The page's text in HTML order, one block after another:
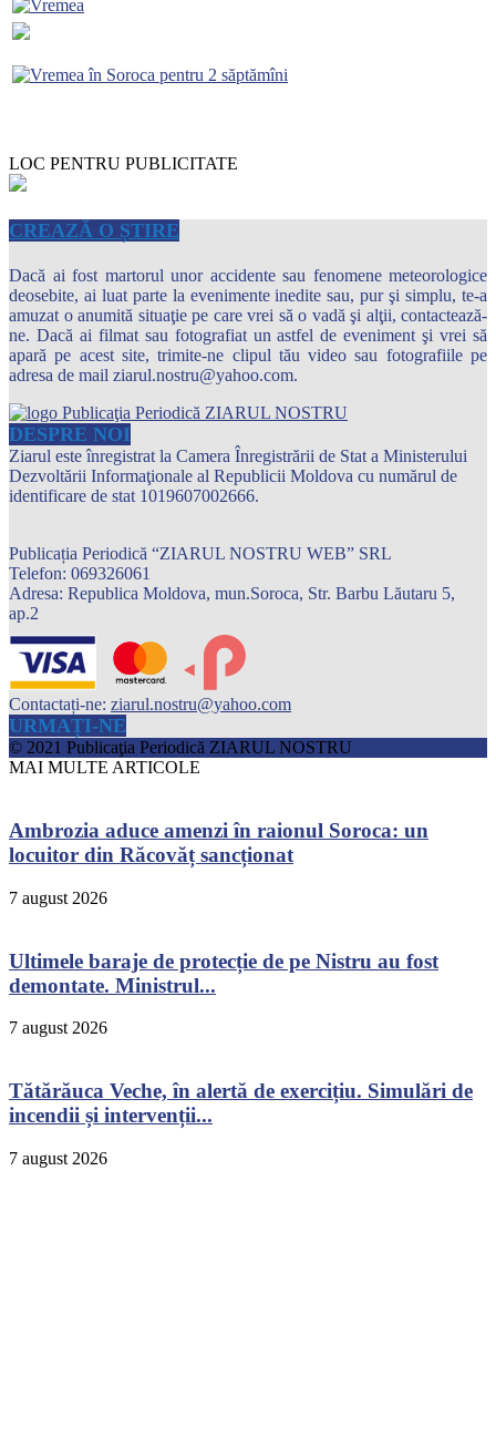
LOC PENTRU PUBLICITATE
CREAZĂ O ȘTIRE
Dacă ai fost martorul unor accidente sau fenomene meteorologice
deosebite, ai luat parte la evenimente inedite sau, pur şi simplu, te-a
amuzat o anumită situaţie pe care vrei să o vadă şi alţii, contactează-
ne. Dacă ai filmat sau fotografiat un astfel de eveniment şi vrei să
apară pe acest site, trimite-ne clipul tău video sau fotografiile pe
adresa de mail ziarul.nostru@yahoo.com.
DESPRE NOI
Ziarul este înregistrat la Camera Înregistrării de Stat a Ministerului
Dezvoltării Informaţionale al Republicii Moldova cu numărul de
identificare de stat 1019607002666.
Publicația Periodică “ZIARUL NOSTRU WEB” SRL
Telefon: 069326061
Adresa: Republica Moldova, mun.Soroca, Str. Barbu Lăutaru 5,
ap.2
Contactați-ne: ziarul.nostru@yahoo.com
URMAȚI-NE
© 2021 Publicaţia Periodică ZIARUL NOSTRU
MAI MULTE ARTICOLE
Ambrozia aduce amenzi în raionul Soroca: un
locuitor din Răcovăț sancționat
7 august 2026
Ultimele baraje de protecție de pe Nistru au fost
demontate. Ministrul...
7 august 2026
Tătărăuca Veche, în alertă de exercițiu. Simulări de
incendii și intervenții...
7 august 2026